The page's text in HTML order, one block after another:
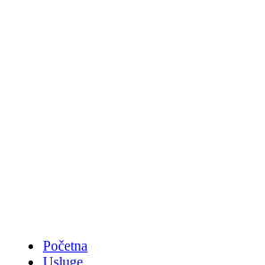
Početna
Usluge